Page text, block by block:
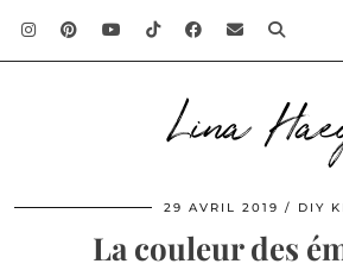
Lina
29 AVRIL 2019 DIY
La couleur des